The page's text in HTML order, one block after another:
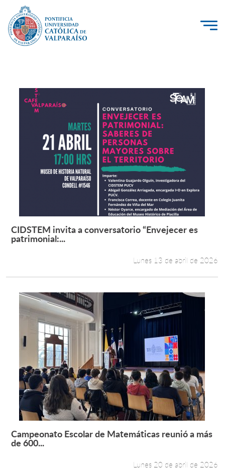
PUCV Internacional
Vinculación con el Medio
Admisión
Formación Continua
Funcionarios
Alumni
English
Leer más +
CIDSTEM invita a conversatorio “Envejecer es
patrimonial:...
Lunes 13 de abril de 2026
Leer más +
Campeonato Escolar de Matemáticas reunió a más
de 600...
Lunes 20 de abril de 2026